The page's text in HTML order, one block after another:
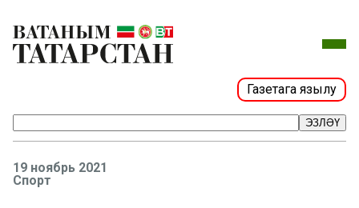
Газетага язылу
ЭЗЛӘҮ
19 ноябрь 2021
Спорт